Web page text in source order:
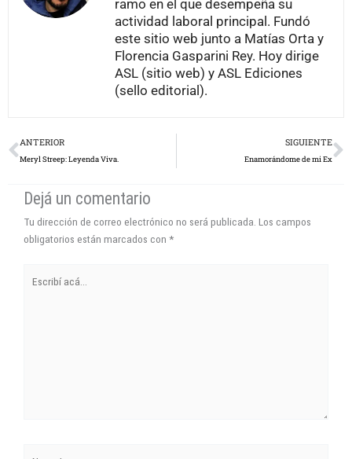
ramo en el que desempeña su
actividad laboral principal. Fundó
este sitio web junto a Matías Orta y
Florencia Gasparini Rey. Hoy dirige
ASL (sitio web) y ASL Ediciones
(sello editorial).
Prev
ANTERIOR
Meryl Streep: Leyenda Viva.
SIGUIENTE
Enamorándome de mi Ex
Dejá un comentario
Tu dirección de correo electrónico no será publicada. Los campos
obligatorios están marcados con *
acá...